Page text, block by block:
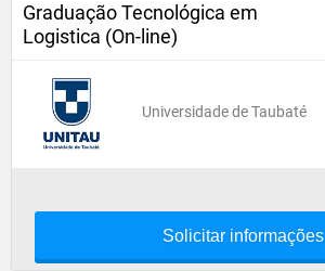
Graduação Tecnológica em
Logistica (On-line)
Universidade de Taubaté
Solicitar informações